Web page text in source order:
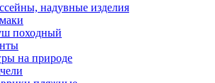
надувные изделия
походный
на природе